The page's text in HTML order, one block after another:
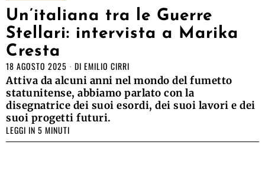
Un’italiana tra le Guerre
Stellari: intervista a Marika
Cresta
18 AGOSTO 2025 DI EMILIO CIRRI
Attiva da alcuni anni nel mondo del fumetto
statunitense, abbiamo parlato con la
disegnatrice dei suoi esordi, dei suoi lavori e dei
suoi progetti futuri.
LEGGI IN 5 MINUTI